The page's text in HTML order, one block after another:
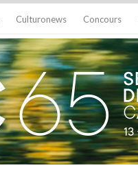
Culturonews Concours